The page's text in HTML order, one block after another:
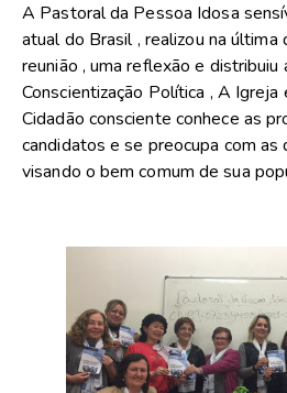
A Pastoral da Pessoa Idosa
atual do Brasil , realizou na
reunião , uma reflexão e
Conscientização Política , A
Cidadão consciente conhece as
candidatos e se preocupa com
visando o bem comum de sua